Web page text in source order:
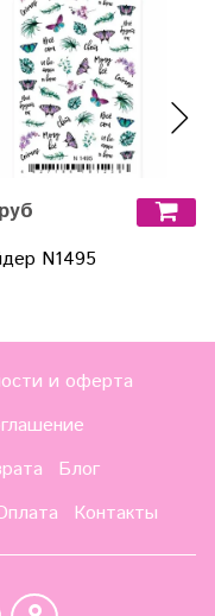
N1495
и оферта
Блог
Контакты